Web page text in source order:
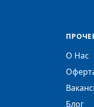
О Нас
Блог